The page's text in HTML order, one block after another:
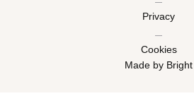
Privacy
Cookies
Made by Bright